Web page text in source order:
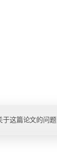
于这篇论文的问题